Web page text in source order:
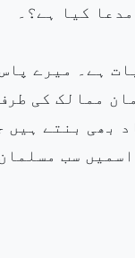
کیا ہے؟۔
ہے۔ میرے پاس
ممالک کی
بھی بنتے ہیں
سب